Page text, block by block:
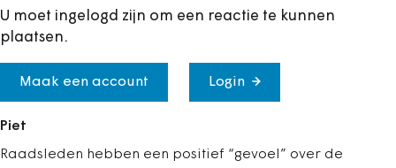
U moet ingelogd zijn om een reactie te kunnen
plaatsen.
Maak een account Login
Piet
Raadsleden hebben een positief “gevoel” over de